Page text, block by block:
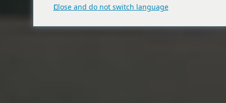
Close and do not switch language